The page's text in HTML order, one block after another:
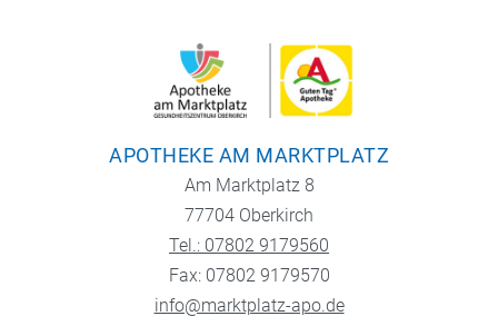
APOTHEKE AM MARKTPLATZ
Am Marktplatz 8
77704 Oberkirch
Tel.: 07802 9179560
Fax: 07802 9179570
info@marktplatz-apo.de